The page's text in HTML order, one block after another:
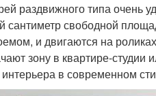
раздвижного типа очень
сантиметр свободной
и двигаются на
зону в квартире-
в современном